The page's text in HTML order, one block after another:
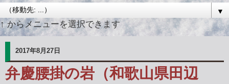
▼
↑ からメニューを選択できます
2017年8月27日
弁慶腰掛の岩（和歌山県田辺